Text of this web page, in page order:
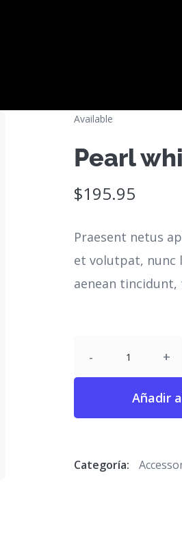
Available
Pearl
$195.95
Praesent netus
et volutpat, nunc
aenean
Añadir
Categoría: